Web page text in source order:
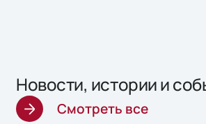
Новости, истории и
Смотреть все